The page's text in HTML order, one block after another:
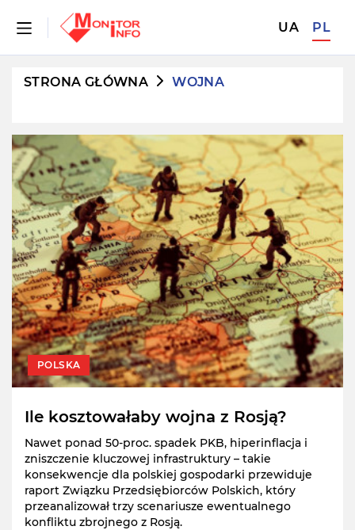
UA PL
STRONA GŁÓWNA WOJNA
POLSKA
Ile kosztowałaby wojna z Rosją?
Nawet ponad 50-proc. spadek PKB, hiperinflacja i
zniszczenie kluczowej infrastruktury – takie
konsekwencje dla polskiej gospodarki przewiduje
raport Związku Przedsiębiorców Polskich, który
przeanalizował trzy scenariusze ewentualnego
konfliktu zbrojnego z Rosją.